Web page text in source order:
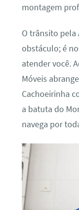
montagem
O trânsito pela
obstáculo; é
atender você.
Móveis
Cachoeirinha
a batuta do
navega por